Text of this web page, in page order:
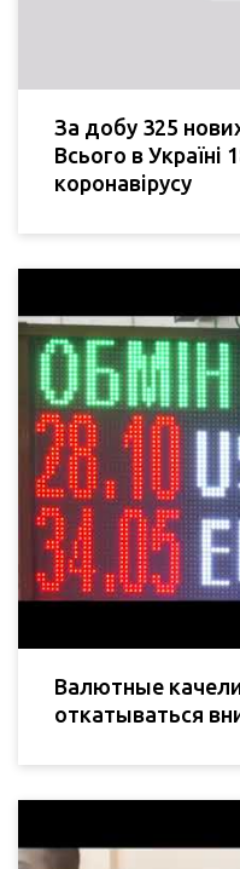
За добу 325
Всього в Україні
коронавірусу
Валютные
откатываться